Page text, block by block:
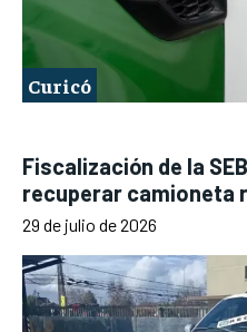
Curicó
Fiscalización de la
recuperar camioneta
29 de julio de 2026